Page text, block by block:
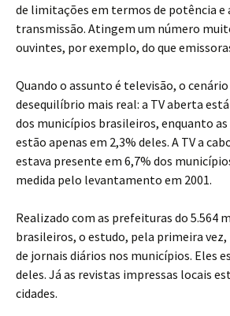
de limitações em termos de potência e
transmissão. Atingem um número
ouvintes, por exemplo, do que
Quando o assunto é televisão, o
desequilíbrio mais real: a TV aberta
dos municípios brasileiros, enquanto
estão apenas em 2,3% deles. A TV a
estava presente em 6,7% dos
medida pelo levantamento em 2001.
Realizado com as prefeituras do 5.564
brasileiros, o estudo, pela primeira vez,
de jornais diários nos municípios. Eles
deles. Já as revistas impressas locais
cidades.